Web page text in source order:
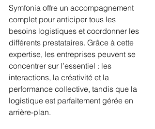
Symfonia offre un accompagnement
complet pour anticiper tous les
besoins logistiques et coordonner les
différents prestataires. Grâce à cette
expertise, les entreprises peuvent se
concentrer sur l’essentiel : les
interactions, la créativité et la
performance collective, tandis que la
logistique est parfaitement gérée en
arrière-plan.